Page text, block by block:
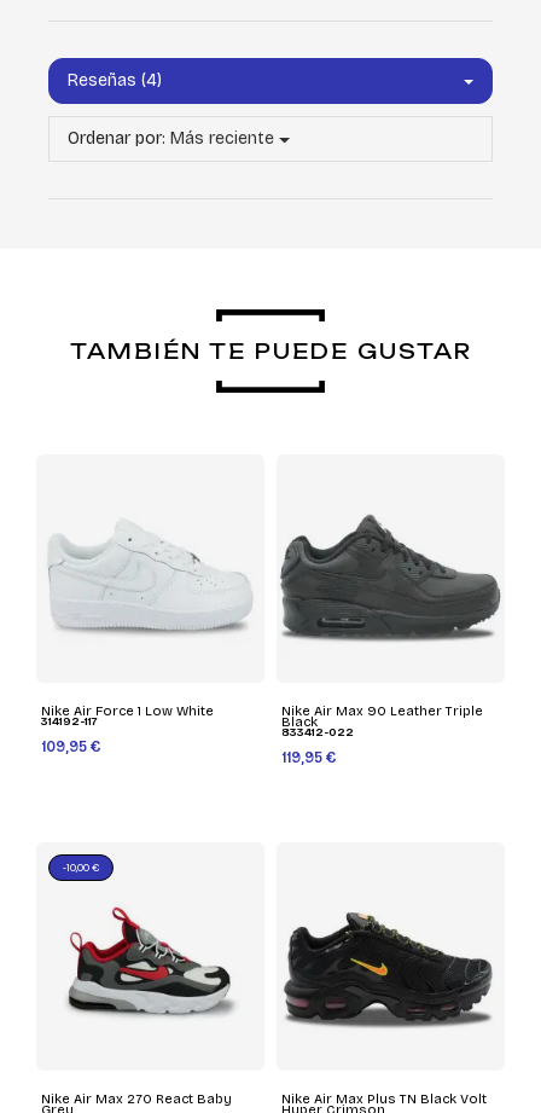
Reseñas (4)
Ordenar por: Más reciente
TAMBIÉN TE PUEDE GUSTAR
Nike Air Force 1 Low White
314192-117
109,95 €
Nike Air Max 90 Leather Triple
Black
833412-022
119,95 €
Nike Air Max 270 React Baby
-10,00 €
Nike Air Max Plus TN Black Volt